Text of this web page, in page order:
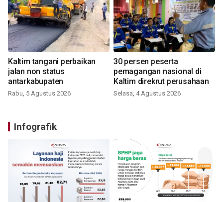
Kaltim tangani perbaikan
jalan non status
antarkabupaten
Rabu, 5 Agustus 2026
30 persen peserta
pemagangan nasional di
Kaltim direkrut perusahaan
Selasa, 4 Agustus 2026
Infografik